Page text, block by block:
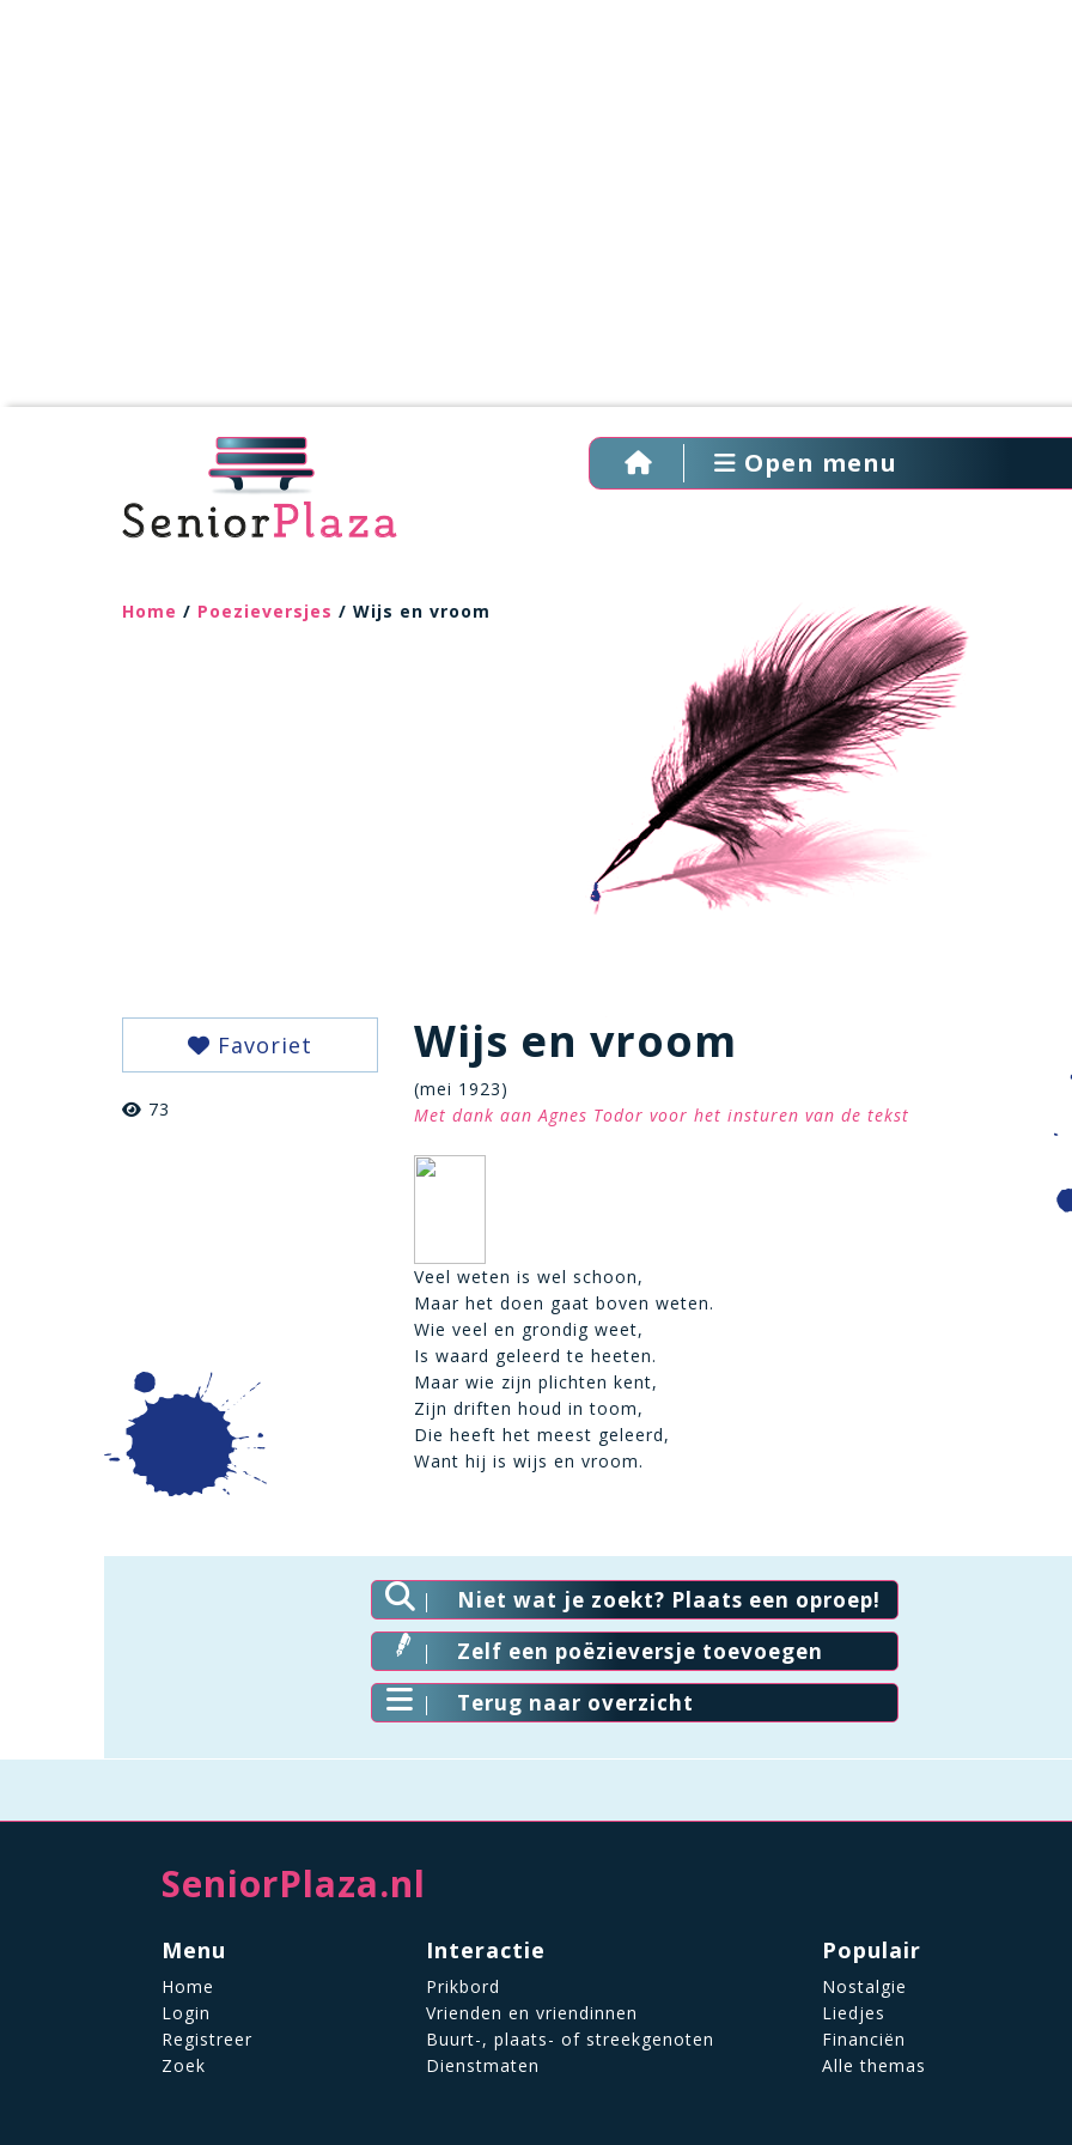
Open menu
Home / Poezieversjes / Wijs en vroom
Favoriet
73
Wijs en vroom
(mei 1923)
Met dank aan Agnes Todor voor het insturen van de tekst
Veel weten is wel schoon,
Maar het doen gaat boven weten.
Wie veel en grondig weet,
Is waard geleerd te heeten.
Maar wie zijn plichten kent,
Zijn driften houd in toom,
Die heeft het meest geleerd,
Want hij is wijs en vroom.
Niet wat je zoekt? Plaats een oproep!
Zelf een poëzieversje toevoegen
Terug naar overzicht
SeniorPlaza.nl
Menu
Home
Login
Registreer
Zoek
Interactie
Prikbord
Vrienden en vriendinnen
Buurt-, plaats- of streekgenoten
Dienstmaten
Populair
Nostalgie
Liedjes
Financiën
Alle themas